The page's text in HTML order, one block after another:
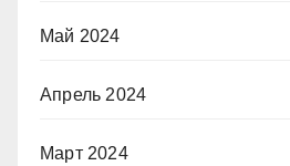
Май 2024
Апрель 2024
Март 2024